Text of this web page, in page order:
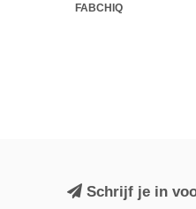
FABCHIQ
Schrijf je in